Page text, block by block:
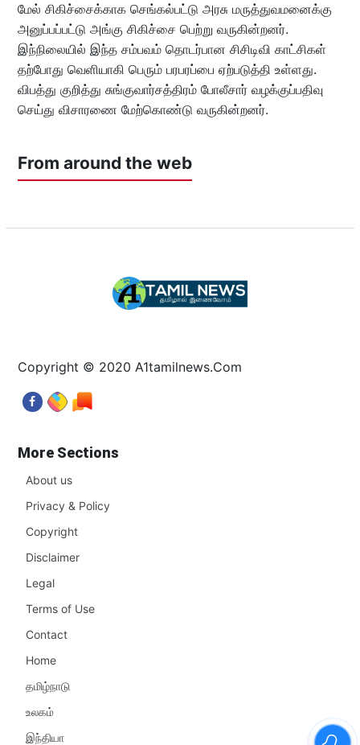
மேல் சிகிச்சைக்காக செங்கல்பட்டு அரசு மருத்துவமனைக்கு
அனுப்பப்பட்டு அங்கு சிகிச்சை பெற்று வருகின்றனர்.
இந்நிலையில் இந்த சம்பவம் தொடர்பான சிசிடிவி காட்சிகள்
தற்போது வெளியாகி பெரும் பரபரப்பை ஏற்படுத்தி உள்ளது.
விபத்து குறித்து சுங்குவார்சத்திரம் போலீசார் வழக்குப்பதிவு
செய்து விசாரணை மேற்கொண்டு வருகின்றனர்.
From around the web
Copyright © 2020 A1tamilnews.Com
More Sections
About us
Privacy & Policy
Copyright
Disclaimer
Legal
Terms of Use
Contact
Home
தமிழ்நாடு
உலகம்
இந்தியா